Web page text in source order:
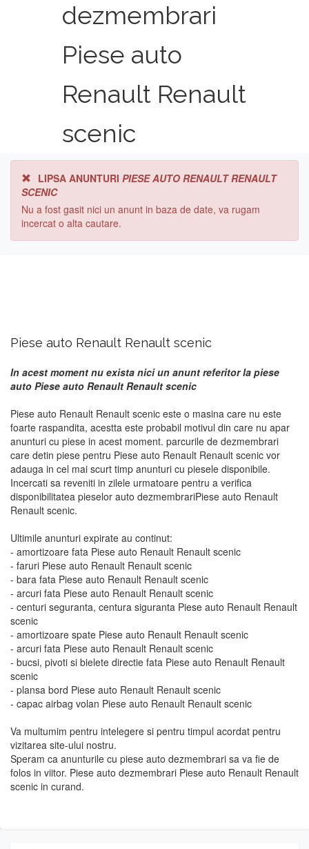
dezmembrari
Piese auto
Renault Renault
scenic
LIPSA ANUNTURI PIESE AUTO RENAULT RENAULT
SCENIC
Nu a fost gasit nici un anunt in baza de date, va rugam
incercat o alta cautare.
Piese auto Renault Renault scenic
In acest moment nu exista nici un anunt referitor la piese
auto Piese auto Renault Renault scenic
Piese auto Renault Renault scenic este o masina care nu este
foarte raspandita, acestta este probabil motivul din care nu apar
anunturi cu piese in acest moment. parcurile de dezmembrari
care detin piese pentru Piese auto Renault Renault scenic vor
adauga in cel mai scurt timp anunturi cu piesele disponibile.
Incercati sa reveniti in zilele urmatoare pentru a verifica
disponibilitatea pieselor auto dezmembrariPiese auto Renault
Renault scenic.
Ultimile anunturi expirate au continut:
- amortizoare fata Piese auto Renault Renault scenic
- faruri Piese auto Renault Renault scenic
- bara fata Piese auto Renault Renault scenic
- arcuri fata Piese auto Renault Renault scenic
- centuri seguranta, centura siguranta Piese auto Renault Renault
scenic
- amortizoare spate Piese auto Renault Renault scenic
- arcuri fata Piese auto Renault Renault scenic
- bucsi, pivoti si bielete directie fata Piese auto Renault Renault
scenic
- plansa bord Piese auto Renault Renault scenic
- capac airbag volan Piese auto Renault Renault scenic
Va multumim pentru intelegere si pentru timpul acordat pentru
vizitarea site-ului nostru.
Speram ca anunturile cu piese auto dezmembrari sa va fie de
folos in viitor. Piese auto dezmembrari Piese auto Renault Renault
scenic in curand.